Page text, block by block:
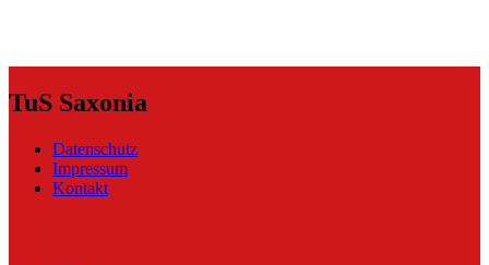
TuS Saxonia
Datenschutz
Impressum
Kontakt